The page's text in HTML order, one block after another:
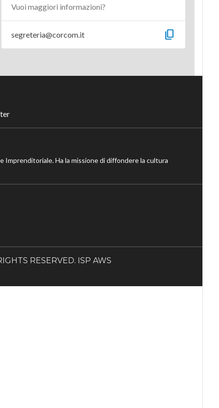
Vuoi maggiori informazioni?
segreteria@corcom.it content_copy
Ha la missione di diffondere la cultura
RESERVED. ISP AWS